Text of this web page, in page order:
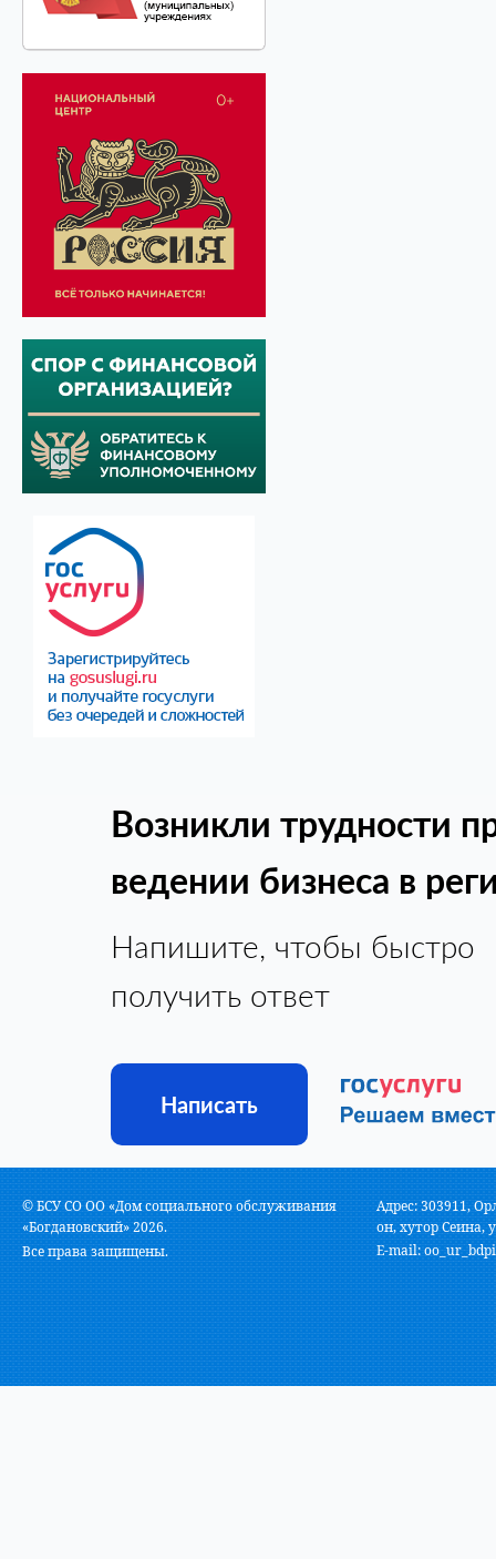
Возникли трудности
ведении бизнеса в
Напишите, чтобы быстро
получить ответ
Написать
© БСУ СО ОО «Дом социального обслуживания
«Богдановский» 2026.
Все права защищены.
Адрес: 303911,
он, хутор Сеина,
E-mail: